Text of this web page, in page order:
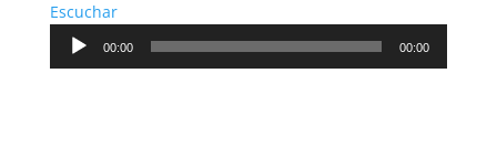
Escuchar
Reproductor
00:00 00:00